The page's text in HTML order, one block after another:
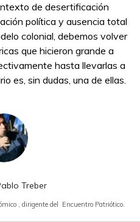
de desertificación
política y ausencia total
colonial, debemos volver
que hicieron grande a
hasta llevarlas a
es, sin dudas, una de ellas.
Treber
, dirigente del Encuentro Patriótico.